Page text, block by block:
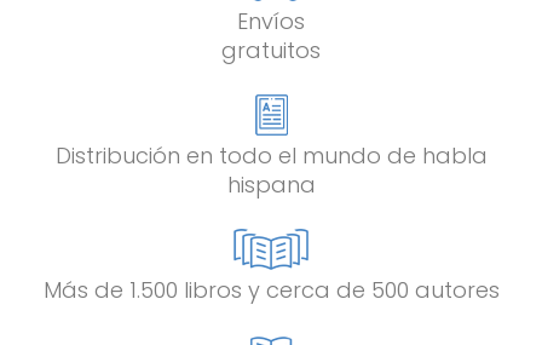
Envíos
gratuitos
Distribución en todo el mundo de habla
hispana
Más de 1.500 libros y cerca de 500 autores